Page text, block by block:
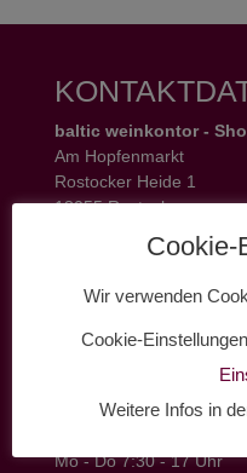
baltic weinkontor -
Am Hopfenmarkt
Rostocker Heide 1
18055 Rostock
Tel.: 0381 37 50 77 22
Öffnungszeiten:
Sa 11 - 17 Uhr
18182 Bentwisch
Mo - Do 7:30 - 17 Uhr
Cookie-
Wir verwenden
Cookie-
Weitere Infos in